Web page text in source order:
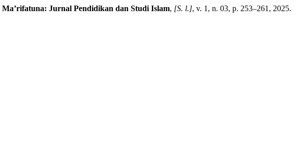
Ma’rifatuna: Jurnal Pendidikan dan Studi Islam, [S. l.], v. 1, n. 03, p. 253–261, 2025.